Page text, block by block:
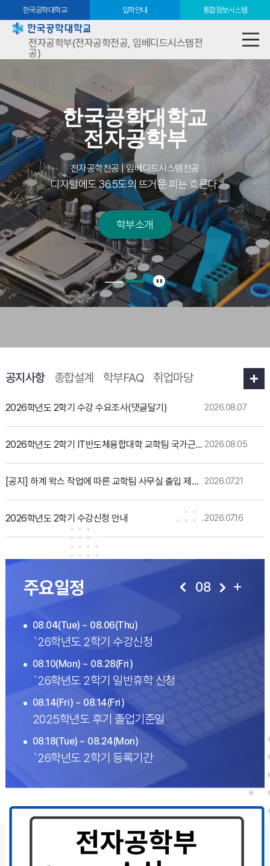
한국공학대학교 입학안내 통합정보시스템
전자공학부(전자공학전공, 임베디드시스템전
공)
한국공학대학교
전자공학부
전자공학전공 | 임베디드시스템전공
디지털에도 36.5도의 뜨거운 피는 흐른다.
학부소개
공지사항
2026학년도 2학기 수강 수요조사(댓글달기) 2026.08.07
2026학년도 2학기 IT반도체융합대학 교학팀 국가근로장학생 선발 안내 2026.08.05
[공지] 하계 왁스 작업에 따른 교학팀 사무실 출입 제한 안내(7/27~28) 2026.07.21
2026학년도 2학기 수강신청 안내 2026.07.16
종합설계 학부FAQ 취업마당
주요일정 08
08.04(Tue) ~ 08.06(Thu)
`26학년도 2학기 수강신청
08.10(Mon) ~ 08.28(Fri)
`26학년도 2학기 일반휴학 신청
08.14(Fri) ~ 08.14(Fri)
2025학년도 후기 졸업기준일
08.18(Tue) ~ 08.24(Mon)
`26학년도 2학기 등록기간